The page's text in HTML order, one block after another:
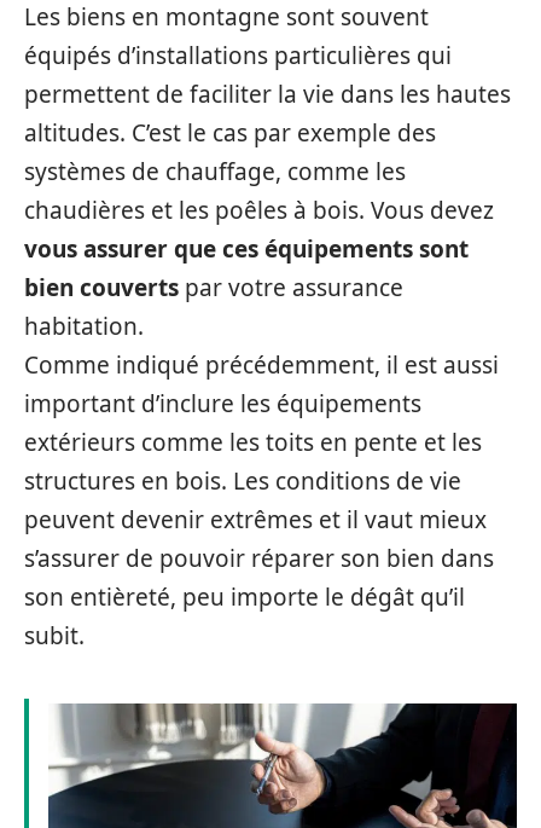
Les biens en montagne sont souvent
équipés d’installations particulières qui
permettent de faciliter la vie dans les hautes
altitudes. C’est le cas par exemple des
systèmes de chauffage, comme les
chaudières et les poêles à bois. Vous devez
vous assurer que ces équipements sont
bien couverts par votre assurance
habitation.
Comme indiqué précédemment, il est aussi
important d’inclure les équipements
extérieurs comme les toits en pente et les
structures en bois. Les conditions de vie
peuvent devenir extrêmes et il vaut mieux
s’assurer de pouvoir réparer son bien dans
son entièreté, peu importe le dégât qu’il
subit.